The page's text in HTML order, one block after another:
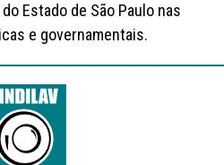
Estado de São Paulo nas
e governamentais.